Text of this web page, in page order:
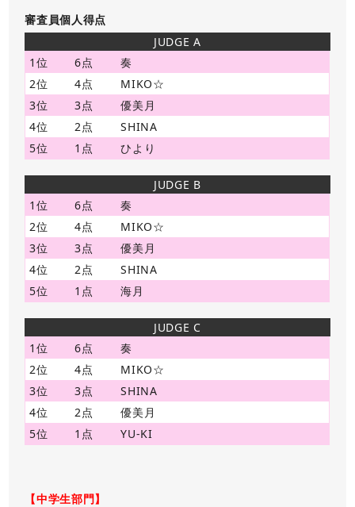
審査員個人得点
JUDGE A
1位
6点
奏
2位
4点
MIKO☆
3位
3点
優美月
4位
2点
SHINA
5位
1点 ひより
JUDGE B
1位
6点
奏
2位
4点
MIKO☆
3位
3点
優美月
4位
2点
SHINA
5位
1点 海月
JUDGE C
1位
6点
奏
2位
4点
MIKO☆
3位
3点
SHINA
4位
2点
優美月
5位
1点 YU-KI
【中学生部門】